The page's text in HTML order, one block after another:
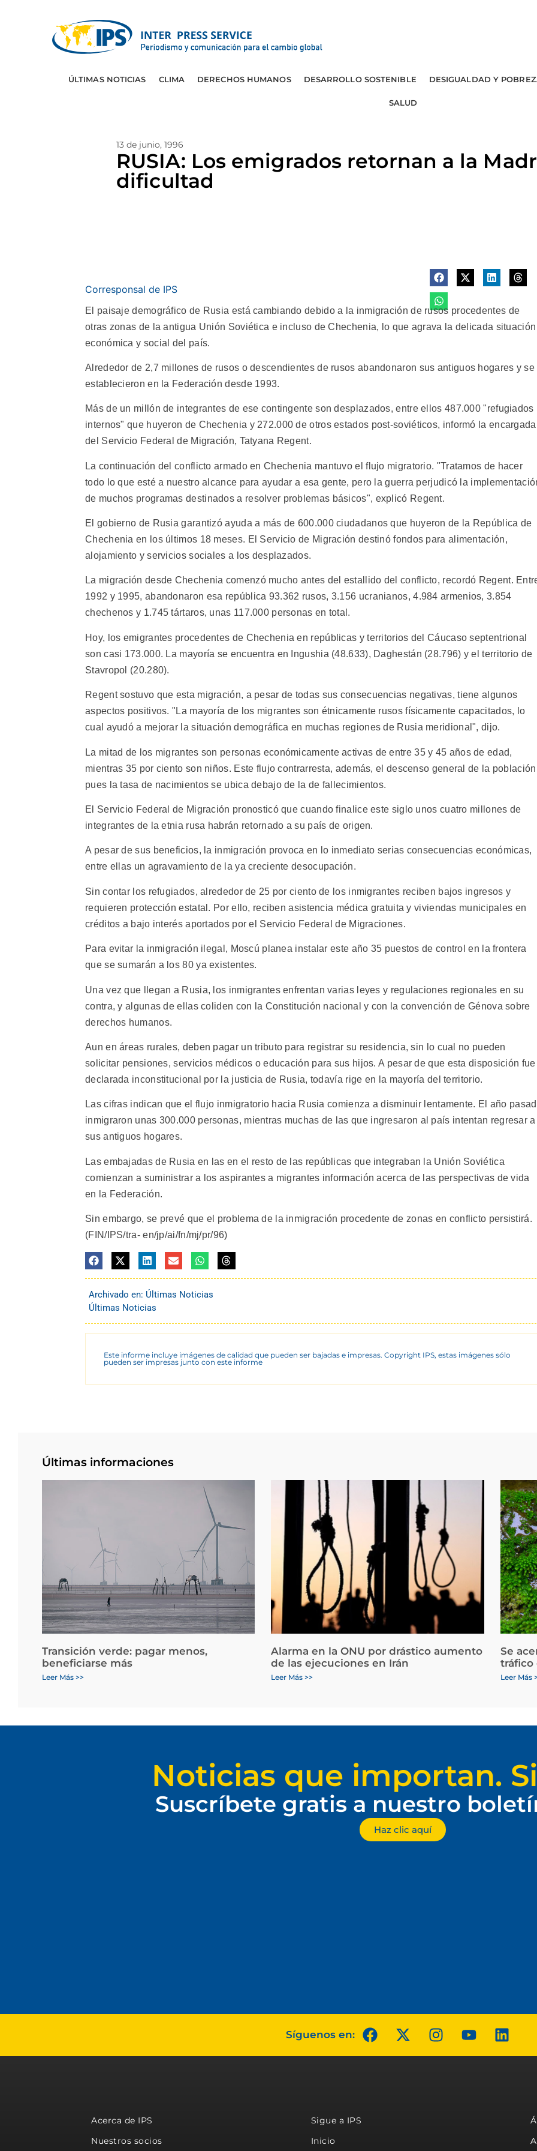
ÚLTIMAS NOTICIAS CLIMA DERECHOS HUMANOS DESARROLLO SOSTENIBLE DESIGUALDAD Y
SALUD
13 de junio, 1996
RUSIA: Los emigrados retornan a la
dificultad
Corresponsal de IPS
El paisaje demográfico de Rusia está cambiando debido a la inmigración de rusos procedentes de
otras zonas de la antigua Unión Soviética e incluso de Chechenia, lo que agrava la delicada situación
económica y social del país.
Alrededor de 2,7 millones de rusos o descendientes de rusos abandonaron sus antiguos hogares y se
establecieron en la Federación desde 1993.
Más de un millón de integrantes de ese contingente son desplazados, entre ellos 487.000 "refugiados
internos" que huyeron de Chechenia y 272.000 de otros estados post-soviéticos, informó la encargada
del Servicio Federal de Migración, Tatyana Regent.
La continuación del conflicto armado en Chechenia mantuvo el flujo migratorio. "Tratamos de hacer
todo lo que esté a nuestro alcance para ayudar a esa gente, pero la guerra perjudicó la
de muchos programas destinados a resolver problemas básicos", explicó Regent.
El gobierno de Rusia garantizó ayuda a más de 600.000 ciudadanos que huyeron de la República de
Chechenia en los últimos 18 meses. El Servicio de Migración destinó fondos para alimentación,
alojamiento y servicios sociales a los desplazados.
La migración desde Chechenia comenzó mucho antes del estallido del conflicto, recordó Regent.
1992 y 1995, abandonaron esa república 93.362 rusos, 3.156 ucranianos, 4.984 armenios, 3.854
chechenos y 1.745 tártaros, unas 117.000 personas en total.
Hoy, los emigrantes procedentes de Chechenia en repúblicas y territorios del Cáucaso septentrional
son casi 173.000. La mayoría se encuentra en Ingushia (48.633), Daghestán (28.796) y el territorio de
Stavropol (20.280).
Regent sostuvo que esta migración, a pesar de todas sus consecuencias negativas, tiene algunos
aspectos positivos. "La mayoría de los migrantes son étnicamente rusos físicamente capacitados, lo
cual ayudó a mejorar la situación demográfica en muchas regiones de Rusia meridional", dijo.
La mitad de los migrantes son personas económicamente activas de entre 35 y 45 años de edad,
mientras 35 por ciento son niños. Este flujo contrarresta, además, el descenso general de la
pues la tasa de nacimientos se ubica debajo de la de fallecimientos.
El Servicio Federal de Migración pronosticó que cuando finalice este siglo unos cuatro millones de
integrantes de la etnia rusa habrán retornado a su país de origen.
A pesar de sus beneficios, la inmigración provoca en lo inmediato serias consecuencias económicas,
entre ellas un agravamiento de la ya creciente desocupación.
Sin contar los refugiados, alrededor de 25 por ciento de los inmigrantes reciben bajos ingresos y
requieren protección estatal. Por ello, reciben asistencia médica gratuita y viviendas municipales en
créditos a bajo interés aportados por el Servicio Federal de Migraciones.
Para evitar la inmigración ilegal, Moscú planea instalar este año 35 puestos de control en la frontera
que se sumarán a los 80 ya existentes.
Una vez que llegan a Rusia, los inmigrantes enfrentan varias leyes y regulaciones regionales en su
contra, y algunas de ellas coliden con la Constitución nacional y con la convención de Génova sobre
derechos humanos.
Aun en áreas rurales, deben pagar un tributo para registrar su residencia, sin lo cual no pueden
solicitar pensiones, servicios médicos o educación para sus hijos. A pesar de que esta disposición fue
declarada inconstitucional por la justicia de Rusia, todavía rige en la mayoría del territorio.
Las cifras indican que el flujo inmigratorio hacia Rusia comienza a disminuir lentamente. El año
inmigraron unas 300.000 personas, mientras muchas de las que ingresaron al país intentan regresar a
sus antiguos hogares.
Las embajadas de Rusia en las en el resto de las repúblicas que integraban la Unión Soviética
comienzan a suministrar a los aspirantes a migrantes información acerca de las perspectivas de vida
en la Federación.
Sin embargo, se prevé que el problema de la inmigración procedente de zonas en conflicto persistirá.
(FIN/IPS/tra- en/jp/ai/fn/mj/pr/96)
Archivado en: Últimas Noticias
Últimas Noticias
Este informe incluye imágenes de calidad que pueden ser bajadas e impresas. Copyright IPS, estas imágenes sólo
pueden ser impresas junto con este informe
Últimas informaciones
Transición verde: pagar menos,
beneficiarse más
Leer Más >>
Alarma en la ONU por drástico aumento
de las ejecuciones en Irán
Leer Más >>
Se
tráfico
Leer Más
Noticias que importan.
Suscríbete gratis a nuestro
Haz clic aquí
Síguenos en:
Acerca de IPS
Nuestros socios
Sigue a IPS
Inicio